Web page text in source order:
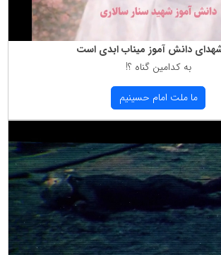
دانش آموز میناب ابدی است
به كدامین گناه ؟!
ما ملت امام حسینیم